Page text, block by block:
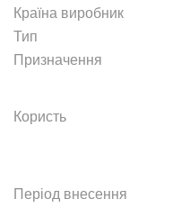
Країна виробник
Тип
Призначення
Користь
Період внесення